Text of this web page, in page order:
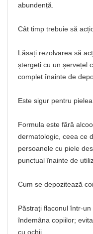
abundență.
Cât timp trebuie să
Lăsați rezolvarea să
ștergeți cu un șervețel
complet înainte de
Este sigur pentru
Formula este fără
dermatologic, ceea ce
persoanele cu piele
punctual înainte de
Cum se depozitează
Păstrați flaconul într-
îndemâna copiilor;
cu ochii.